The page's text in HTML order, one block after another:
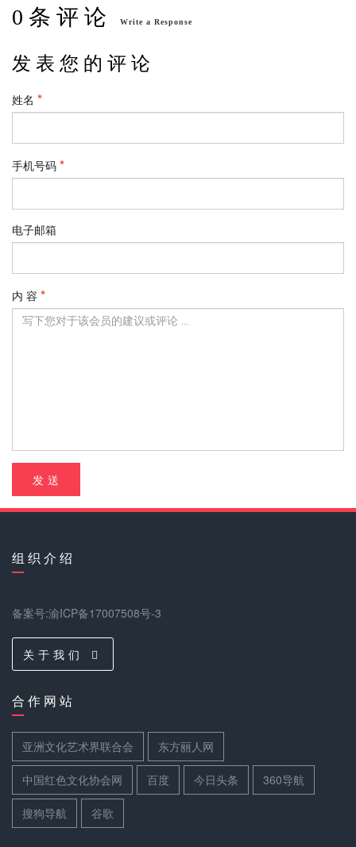
0 条 评 论 Write a Response
发 表 您 的 评 论
姓名
手机号码
电子邮箱
内 容
发 送
组 织 介 绍
备案号:渝ICP备17007508号-3
关 于 我 们
合 作 网 站
亚洲文化艺术界联合会 东方丽人网
中国红色文化协会网 百度 今日头条 360导航
搜狗导航 谷歌